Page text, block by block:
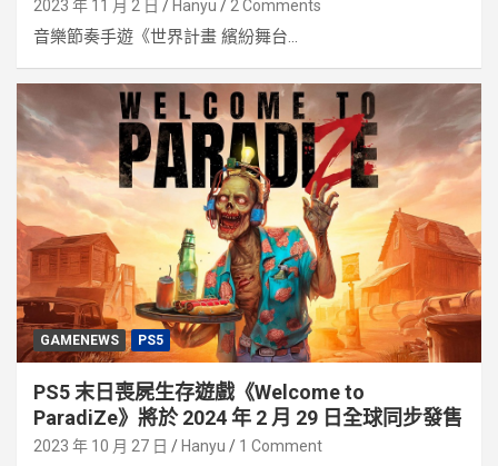
2023 年 11 月 2 日 Hanyu 2 Comments
音樂節奏手遊《世界計畫 繽紛舞台...
GAMENEWS PS5
PS5 末日喪屍生存遊戲《Welcome to
ParadiZe》將於 2024 年 2 月 29 日全球同步發售
2023 年 10 月 27 日 Hanyu 1 Comment